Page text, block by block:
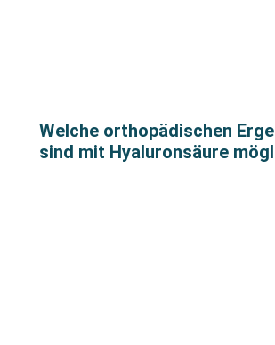
Welche orthopädischen
sind mit Hyaluronsäure